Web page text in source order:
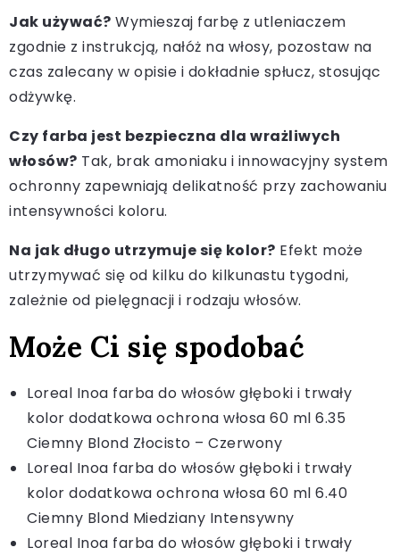
Jak używać? Wymieszaj farbę z utleniaczem
zgodnie z instrukcją, nałóż na włosy, pozostaw na
czas zalecany w opisie i dokładnie spłucz, stosując
odżywkę.
Czy farba jest bezpieczna dla wrażliwych
włosów? Tak, brak amoniaku i innowacyjny system
ochronny zapewniają delikatność przy zachowaniu
intensywności koloru.
Na jak długo utrzymuje się kolor? Efekt może
utrzymywać się od kilku do kilkunastu tygodni,
zależnie od pielęgnacji i rodzaju włosów.
Może Ci się spodobać
Loreal Inoa farba do włosów głęboki i trwały
kolor dodatkowa ochrona włosa 60 ml 6.35
Ciemny Blond Złocisto – Czerwony
Loreal Inoa farba do włosów głęboki i trwały
kolor dodatkowa ochrona włosa 60 ml 6.40
Ciemny Blond Miedziany Intensywny
Loreal Inoa farba do włosów głęboki i trwały